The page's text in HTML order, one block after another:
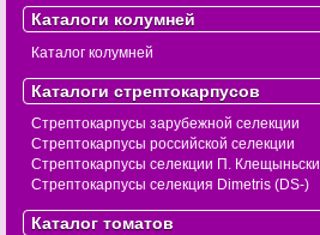
Каталоги колумней
Каталог колумней
Каталоги стрептокарпусов
Стрептокарпусы зарубежной селекции
Стрептокарпусы российской селекции
Стрептокарпусы селекции П. Клещыньски
Стрептокарпусы селекция Dimetris (DS-)
Каталог томатов